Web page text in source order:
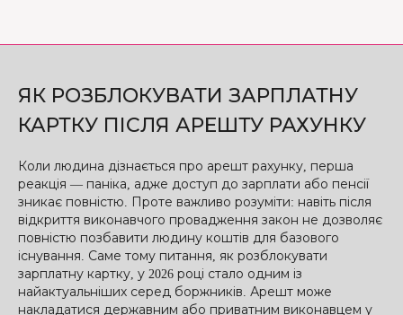
ЯК РОЗБЛОКУВАТИ ЗАРПЛАТНУ
КАРТКУ ПІСЛЯ АРЕШТУ РАХУНКУ
Коли людина дізнається про арешт рахунку, перша
реакція — паніка, адже доступ до зарплати або пенсії
зникає повністю. Проте важливо розуміти: навіть після
відкриття виконавчого провадження закон не дозволяє
повністю позбавити людину коштів для базового
існування. Саме тому питання, як розблокувати
зарплатну картку, у 2026 році стало одним із
найактуальніших серед боржників. Арешт може
накладатися державним або приватним виконавцем у